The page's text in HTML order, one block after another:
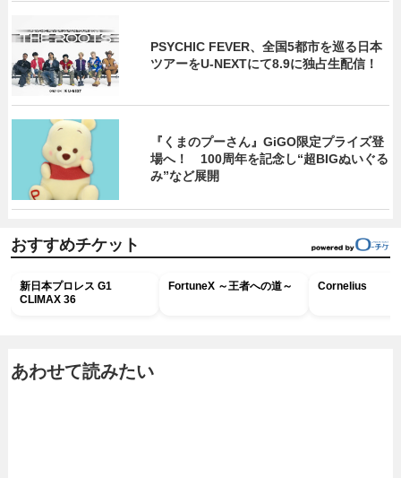
PSYCHIC FEVER、全国5都市を巡る日本
ツアーをU‐NEXTにて8.9に独占生配信！
『くまのプーさん』GiGO限定プライズ登
場へ！ 100周年を記念し“超BIGぬいぐる
み”など展開
おすすめチケット
新日本プロレス G1
CLIMAX 36
FortuneX ～王者への道～ Cornelius
あわせて読みたい